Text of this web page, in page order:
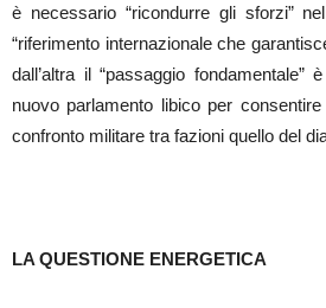
è necessario “ricondurre gli sforzi”
“riferimento internazionale che
dall’altra il “passaggio fondamentale”
nuovo parlamento libico per
confronto militare tra fazioni quello del
LA QUESTIONE ENERGETICA